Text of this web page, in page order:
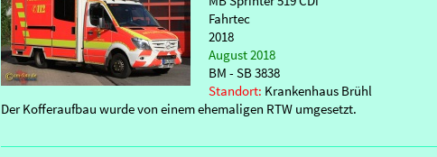
Fahrtec
2018
August 2018
BM - SB 3838
Standort: Krankenhaus Brühl
Der Kofferaufbau wurde von einem ehemaligen RTW umgesetzt.